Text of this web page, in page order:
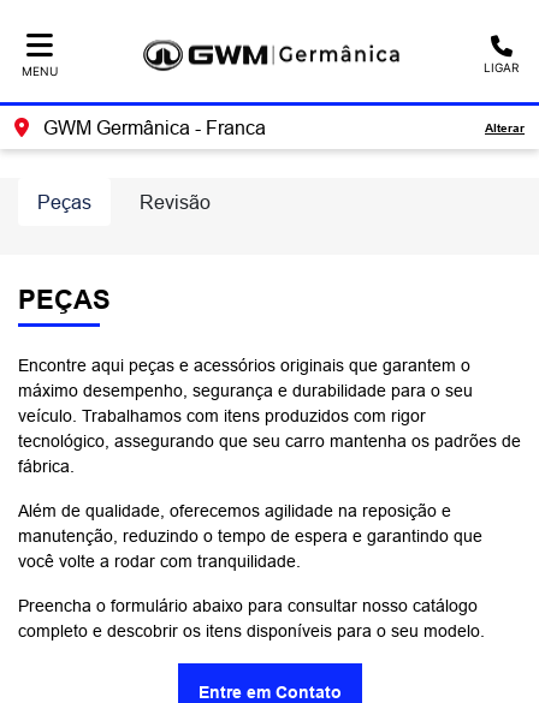
MENU LIGAR
GWM Germânica - Franca Alterar
Revisão
Peças
PEÇAS
Encontre aqui peças e acessórios originais que garantem o
máximo desempenho, segurança e durabilidade para o seu
veículo. Trabalhamos com itens produzidos com rigor
tecnológico, assegurando que seu carro mantenha os padrões de
fábrica.
Além de qualidade, oferecemos agilidade na reposição e
manutenção, reduzindo o tempo de espera e garantindo que
você volte a rodar com tranquilidade.
Preencha o formulário abaixo para consultar nosso catálogo
completo e descobrir os itens disponíveis para o seu modelo.
Entre em Contato